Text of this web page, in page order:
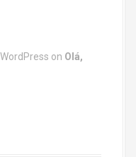
on Olá,